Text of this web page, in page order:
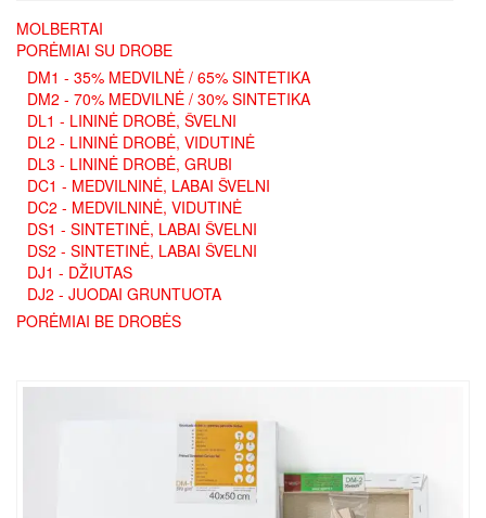
MOLBERTAI
PORĖMIAI SU DROBE
DM1 - 35% MEDVILNĖ / 65% SINTETIKA
DM2 - 70% MEDVILNĖ / 30% SINTETIKA
DL1 - LININĖ DROBĖ, ŠVELNI
DL2 - LININĖ DROBĖ, VIDUTINĖ
DL3 - LININĖ DROBĖ, GRUBI
DC1 - MEDVILNINĖ, LABAI ŠVELNI
DC2 - MEDVILNINĖ, VIDUTINĖ
DS1 - SINTETINĖ, LABAI ŠVELNI
DS2 - SINTETINĖ, LABAI ŠVELNI
DJ1 - DŽIUTAS
DJ2 - JUODAI GRUNTUOTA
PORĖMIAI BE DROBĖS